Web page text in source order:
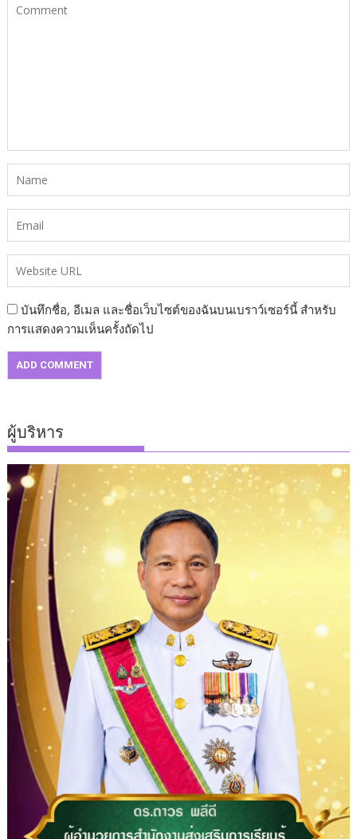
บันทึกชื่อ, อีเมล และชื่อเว็บไซต์ของฉันบนเบราว์เซอร์นี้ สำหรับ
การแสดงความเห็นครั้งถัดไป
ผู้บริหาร